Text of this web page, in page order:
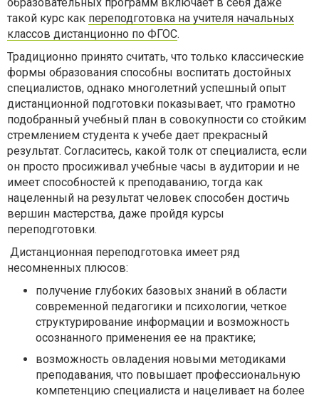
такой курс как переподготовка на учителя начальных
классов дистанционно по ФГОС.
Традиционно принято считать, что только классические
формы образования способны воспитать достойных
специалистов, однако многолетний успешный опыт
дистанционной подготовки показывает, что грамотно
подобранный учебный план в совокупности со стойким
стремлением студента к учебе дает прекрасный
результат. Согласитесь, какой толк от специалиста, если
он просто просиживал учебные часы в аудитории и не
имеет способностей к преподаванию, тогда как
нацеленный на результат человек способен достичь
вершин мастерства, даже пройдя курсы
переподготовки.
Дистанционная переподготовка имеет ряд
несомненных плюсов:
получение глубоких базовых знаний в области
современной педагогики и психологии, четкое
структурирование информации и возможность
осознанного применения ее на практике;
возможность овладения новыми методиками
преподавания, что повышает профессиональную
компетенцию специалиста и нацеливает на более